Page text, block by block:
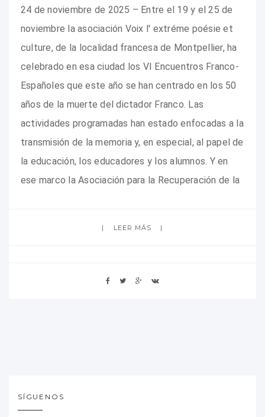
24 de noviembre de 2025 – Entre el 19 y el 25 de
noviembre la asociación Voix l' extréme poésie et
culture, de la localidad francesa de Montpellier, ha
celebrado en esa ciudad los VI Encuentros Franco-
Españoles que este año se han centrado en los 50
años de la muerte del dictador Franco. Las
actividades programadas han estado enfocadas a la
transmisión de la memoria y, en especial, al papel de
la educación, los educadores y los alumnos. Y en
ese marco la Asociación para la Recuperación de la
LEER MÁS
SÍGUENOS